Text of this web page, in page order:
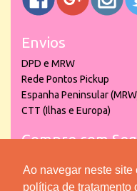
Ao navegar neste site
política de tratamento
Envios
DPD e MRW
Rede Pontos Pickup
Espanha Peninsular
CTT (Ilhas e Europa)
Compre com